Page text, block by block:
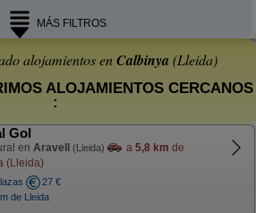
MÁS FILTROS
alojamientos enCalbinya (Lleida)
ALOJAMIENTOS CERCANOS
:
Gol
en Aravell (Lleida) a 5,8 km de
(Lleida)
27 €
de Lleida